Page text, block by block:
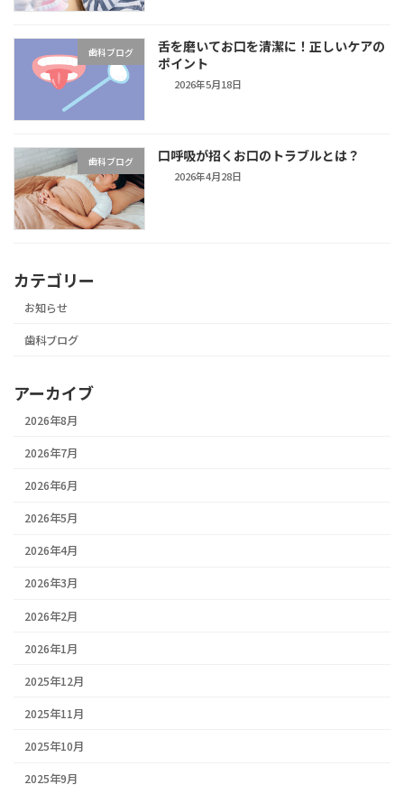
歯科ブログ
舌を磨いてお口を清潔に！正しいケアの
ポイント
2026年5月18日
歯科ブログ 口呼吸が招くお口のトラブルとは？
2026年4月28日
カテゴリー
お知らせ
歯科ブログ
アーカイブ
2026年8月
2026年7月
2026年6月
2026年5月
2026年4月
2026年3月
2026年2月
2026年1月
2025年12月
2025年11月
2025年10月
2025年9月